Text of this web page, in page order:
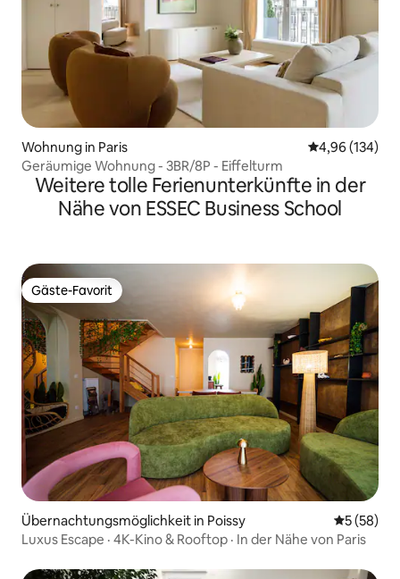
Wohnung in Paris
4,96 (134)
Geräumige Wohnung - 3BR/8P - Eiffelturm
Weitere tolle Ferienunterkünfte in der
Nähe von ESSEC Business School
Gäste-Favorit
Gäste-Favorit
Übernachtungsmöglichkeit in Poissy
5 (58)
Luxus Escape · 4K-Kino & Rooftop · In der Nähe von Paris